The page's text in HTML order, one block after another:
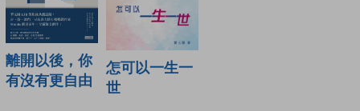
離開以後，你
有沒有更自由
怎可以一生一
世